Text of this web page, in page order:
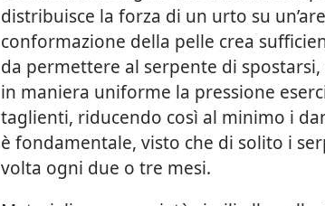
distribuisce la forza di un urto su
conformazione della pelle crea
da permettere al serpente di
in maniera uniforme la pressione
taglienti, riducendo così al minimo i
è fondamentale, visto che di solito i
volta ogni due o tre mesi.